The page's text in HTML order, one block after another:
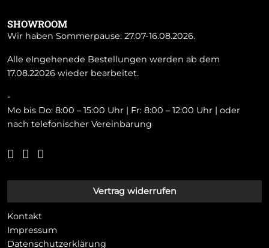
SHOWROOM
Wir haben Sommerpause: 27.07-16.08.2026.
Alle eIngehenede Bestellungen werden ab dem
17.08.22026 wieder bearbeitet.
-
Mo bis Do: 8:00 – 15:00 Uhr | Fr: 8:00 – 12:00 Uhr | oder
nach telefonischer Vereinbarung
Vertrag widerrufen
Kontakt
Impressum
Datenschutzerklärung